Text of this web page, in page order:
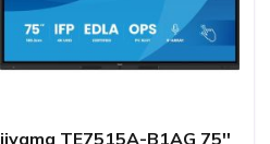
iiyama TE7515A-B1AG 75''